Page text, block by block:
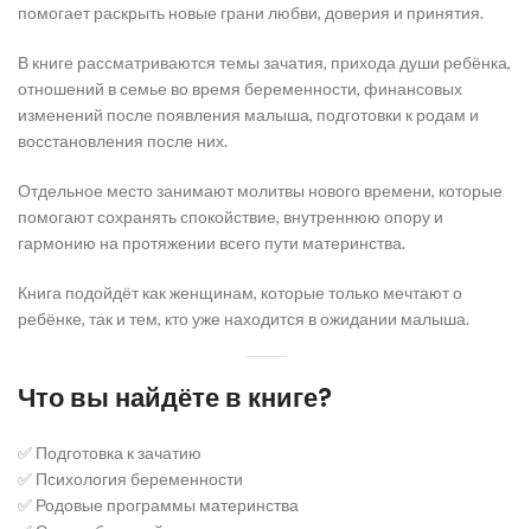
помогает раскрыть новые грани любви, доверия и принятия.
В книге рассматриваются темы зачатия, прихода души ребёнка,
отношений в семье во время беременности, финансовых
изменений после появления малыша, подготовки к родам и
восстановления после них.
Отдельное место занимают молитвы нового времени, которые
помогают сохранять спокойствие, внутреннюю опору и
гармонию на протяжении всего пути материнства.
Книга подойдёт как женщинам, которые только мечтают о
ребёнке, так и тем, кто уже находится в ожидании малыша.
Что вы найдёте в книге?
✅ Подготовка к зачатию
✅ Психология беременности
✅ Родовые программы материнства